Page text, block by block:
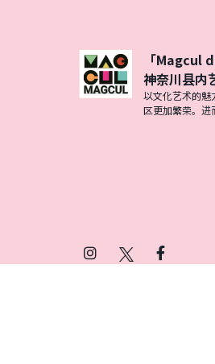
「Magcul
神奈川县内
以文化艺术的魅
区更加繁荣。进
Instagram